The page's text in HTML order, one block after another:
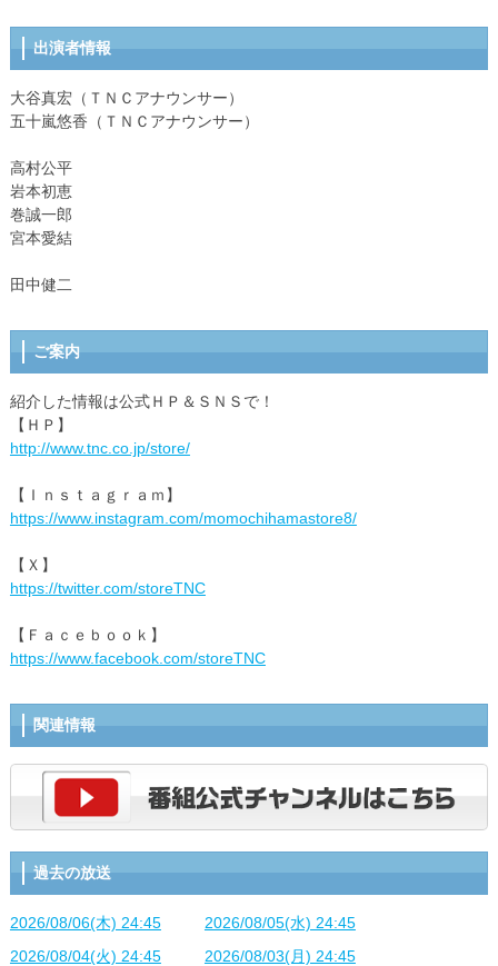
出演者情報
大谷真宏（ＴＮＣアナウンサー）
五十嵐悠香（ＴＮＣアナウンサー）
高村公平
岩本初恵
巻誠一郎
宮本愛結
田中健二
ご案内
紹介した情報は公式ＨＰ＆ＳＮＳで！
【ＨＰ】
http://www.tnc.co.jp/store/
【Ｉｎｓｔａｇｒａｍ】
https://www.instagram.com/momochihamastore8/
【Ｘ】
https://twitter.com/storeTNC
【Ｆａｃｅｂｏｏｋ】
https://www.facebook.com/storeTNC
関連情報
過去の放送
2026/08/06(木) 24:45
2026/08/05(水) 24:45
2026/08/04(火) 24:45
2026/08/03(月) 24:45